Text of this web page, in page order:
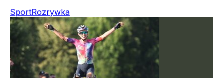
SportRozrywka